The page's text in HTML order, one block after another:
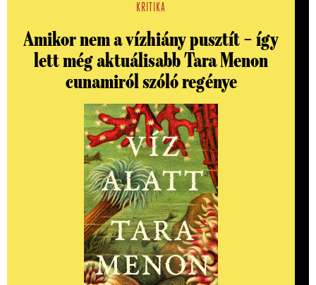
KRITIKA
Amikor nem a vízhiány pusztít – így
lett még aktuálisabb Tara Menon
cunamiról szóló regénye